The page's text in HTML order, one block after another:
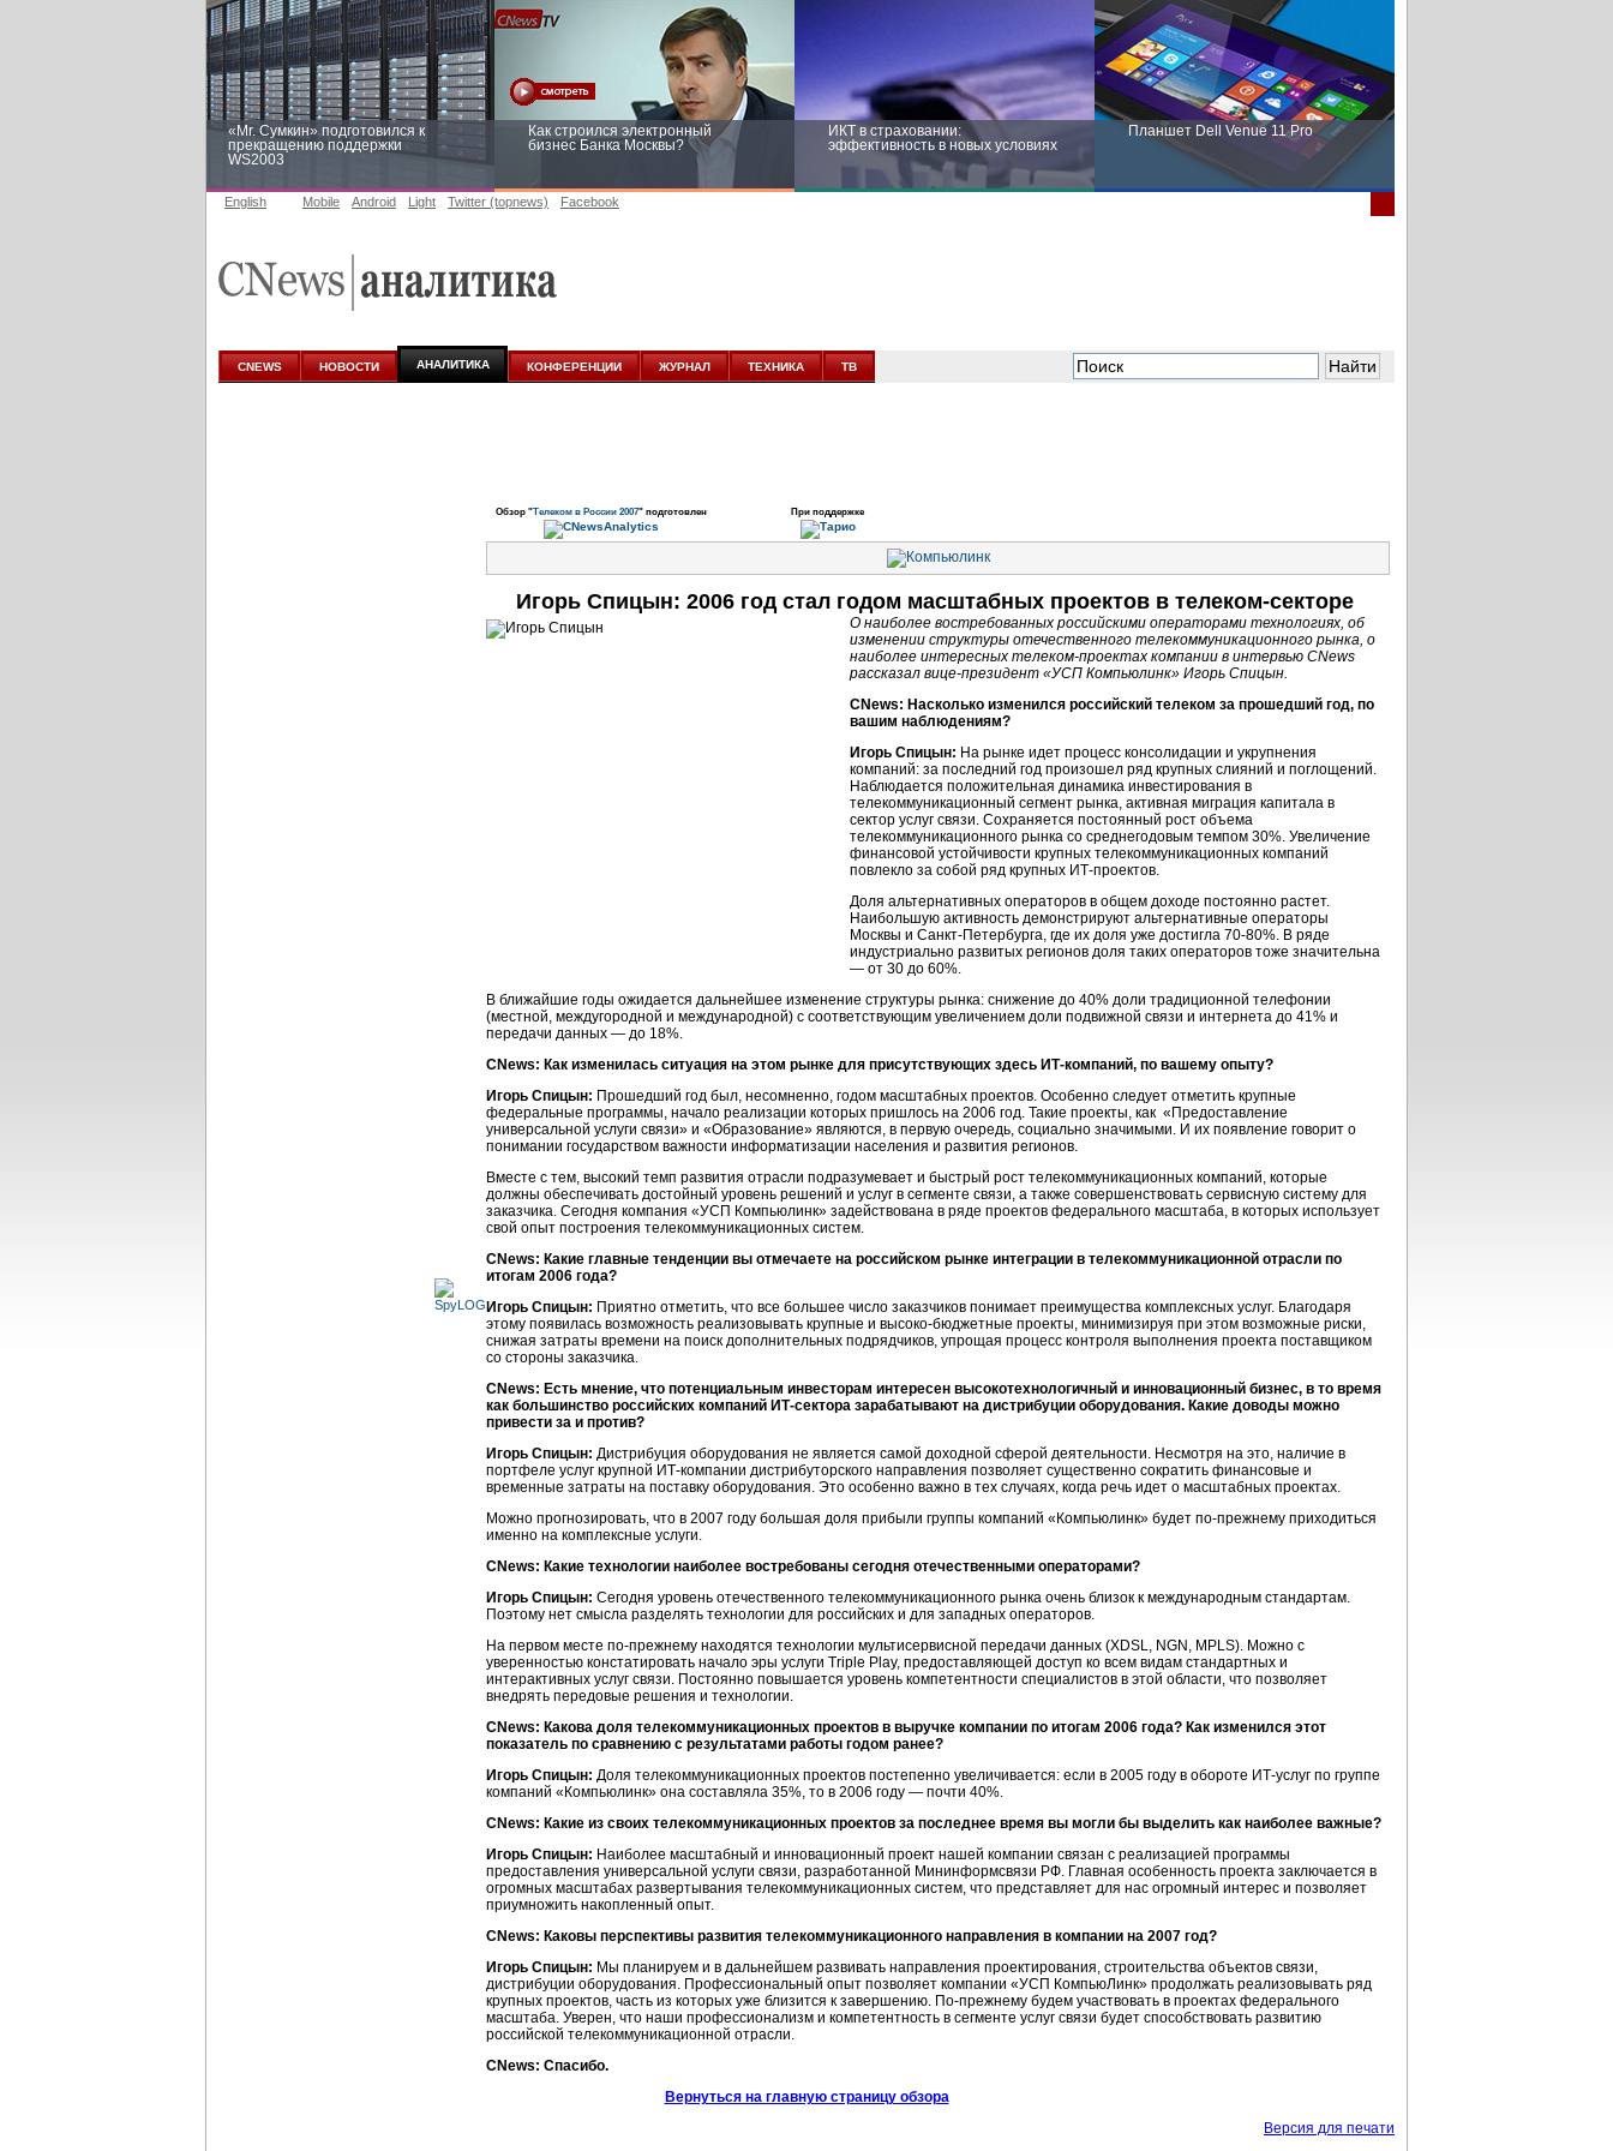
«Mr. Сумкин» подготовился к
прекращению поддержки
WS2003
Как строился электронный
бизнес Банка Москвы?
ИКТ в страховании:
эффективность в новых условиях
Планшет Dell Venue 11 Pro
аналитике
новых условиях
English Mobile Android Light Twitter (topnews) Facebook
CNEWS НОВОСТИ АНАЛИТИКА КОНФЕРЕНЦИИ ЖУРНАЛ ТЕХНИКА ТВ
Обзор "Телеком в России 2007" подготовлен При поддержке
Игорь Спицын: 2006 год стал годом масштабных проектов в телеком-секторе
О наиболее востребованных российскими операторами технологиях, об
изменении структуры отечественного телекоммуникационного рынка, о
наиболее интересных телеком-проектах компании в интервью CNews
рассказал вице-президент «УСП Компьюлинк» Игорь Спицын.
CNews: Насколько изменился российский телеком за прошедший год, по
вашим наблюдениям?
Игорь Спицын: На рынке идет процесс консолидации и укрупнения
компаний: за последний год произошел ряд крупных слияний и поглощений.
Наблюдается положительная динамика инвестирования в
телекоммуникационный сегмент рынка, активная миграция капитала в
сектор услуг связи. Сохраняется постоянный рост объема
телекоммуникационного рынка со среднегодовым темпом 30%. Увеличение
финансовой устойчивости крупных телекоммуникационных компаний
повлекло за собой ряд крупных ИТ-проектов.
Доля альтернативных операторов в общем доходе постоянно растет.
Наибольшую активность демонстрируют альтернативные операторы
Москвы и Санкт-Петербурга, где их доля уже достигла 70-80%. В ряде
индустриально развитых регионов доля таких операторов тоже значительна
— от 30 до 60%.
В ближайшие годы ожидается дальнейшее изменение структуры рынка: снижение до 40% доли традиционной телефонии
(местной, междугородной и международной) с соответствующим увеличением доли подвижной связи и интернета до 41% и
передачи данных — до 18%.
CNews: Как изменилась ситуация на этом рынке для присутствующих здесь ИТ-компаний, по вашему опыту?
Игорь Спицын: Прошедший год был, несомненно, годом масштабных проектов. Особенно следует отметить крупные
федеральные программы, начало реализации которых пришлось на 2006 год. Такие проекты, как «Предоставление
универсальной услуги связи» и «Образование» являются, в первую очередь, социально значимыми. И их появление говорит о
понимании государством важности информатизации населения и развития регионов.
Вместе с тем, высокий темп развития отрасли подразумевает и быстрый рост телекоммуникационных компаний, которые
должны обеспечивать достойный уровень решений и услуг в сегменте связи, а также совершенствовать сервисную систему для
заказчика. Сегодня компания «УСП Компьюлинк» задействована в ряде проектов федерального масштаба, в которых использует
свой опыт построения телекоммуникационных систем.
CNews: Какие главные тенденции вы отмечаете на российском рынке интеграции в телекоммуникационной отрасли по
итогам 2006 года?
Игорь Спицын: Приятно отметить, что все большее число заказчиков понимает преимущества комплексных услуг. Благодаря
этому появилась возможность реализовывать крупные и высоко-бюджетные проекты, минимизируя при этом возможные риски,
снижая затраты времени на поиск дополнительных подрядчиков, упрощая процесс контроля выполнения проекта поставщиком
со стороны заказчика.
CNews: Есть мнение, что потенциальным инвесторам интересен высокотехнологичный и инновационный бизнес, в то время
как большинство российских компаний ИТ-сектора зарабатывают на дистрибуции оборудования. Какие доводы можно
привести за и против?
Игорь Спицын: Дистрибуция оборудования не является самой доходной сферой деятельности. Несмотря на это, наличие в
портфеле услуг крупной ИТ-компании дистрибуторского направления позволяет существенно сократить финансовые и
временные затраты на поставку оборудования. Это особенно важно в тех случаях, когда речь идет о масштабных проектах.
Можно прогнозировать, что в 2007 году большая доля прибыли группы компаний «Компьюлинк» будет по-прежнему приходиться
именно на комплексные услуги.
CNews: Какие технологии наиболее востребованы сегодня отечественными операторами?
Игорь Спицын: Сегодня уровень отечественного телекоммуникационного рынка очень близок к международным стандартам.
Поэтому нет смысла разделять технологии для российских и для западных операторов.
На первом месте по-прежнему находятся технологии мультисервисной передачи данных (XDSL, NGN, MPLS). Можно с
уверенностью констатировать начало эры услуги Triple Play, предоставляющей доступ ко всем видам стандартных и
интерактивных услуг связи. Постоянно повышается уровень компетентности специалистов в этой области, что позволяет
внедрять передовые решения и технологии.
CNews: Какова доля телекоммуникационных проектов в выручке компании по итогам 2006 года? Как изменился этот
показатель по сравнению с результатами работы годом ранее?
Игорь Спицын: Доля телекоммуникационных проектов постепенно увеличивается: если в 2005 году в обороте ИТ-услуг по группе
компаний «Компьюлинк» она составляла 35%, то в 2006 году — почти 40%.
CNews: Какие из своих телекоммуникационных проектов за последнее время вы могли бы выделить как наиболее важные?
Игорь Спицын: Наиболее масштабный и инновационный проект нашей компании связан с реализацией программы
предоставления универсальной услуги связи, разработанной Мининформсвязи РФ. Главная особенность проекта заключается в
огромных масштабах развертывания телекоммуникационных систем, что представляет для нас огромный интерес и позволяет
приумножить накопленный опыт.
CNews: Каковы перспективы развития телекоммуникационного направления в компании на 2007 год?
Игорь Спицын: Мы планируем и в дальнейшем развивать направления проектирования, строительства объектов связи,
дистрибуции оборудования. Профессиональный опыт позволяет компании «УСП КомпьюЛинк» продолжать реализовывать ряд
крупных проектов, часть из которых уже близится к завершению. По-прежнему будем участвовать в проектах федерального
масштаба. Уверен, что наши профессионализм и компетентность в сегменте услуг связи будет способствовать развитию
российской телекоммуникационной отрасли.
CNews: Спасибо.
Вернуться на главную страницу обзора
Версия для печати